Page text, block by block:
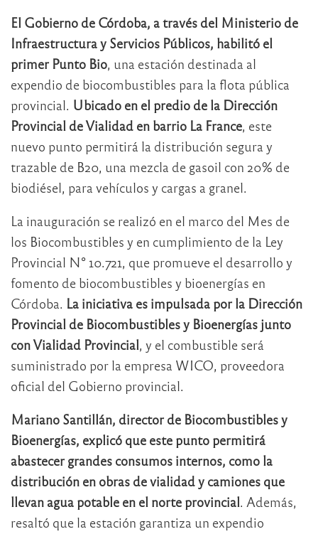
El Gobierno de Córdoba, a través del Ministerio de
Infraestructura y Servicios Públicos, habilitó el
primer Punto Bio, una estación destinada al
expendio de biocombustibles para la flota pública
provincial. Ubicado en el predio de la Dirección
Provincial de Vialidad en barrio La France, este
nuevo punto permitirá la distribución segura y
trazable de B20, una mezcla de gasoil con 20% de
biodiésel, para vehículos y cargas a granel.
La inauguración se realizó en el marco del Mes de
los Biocombustibles y en cumplimiento de la Ley
Provincial N° 10.721, que promueve el desarrollo y
fomento de biocombustibles y bioenergías en
Córdoba. La iniciativa es impulsada por la Dirección
Provincial de Biocombustibles y Bioenergías junto
con Vialidad Provincial, y el combustible será
suministrado por la empresa WICO, proveedora
oficial del Gobierno provincial.
Mariano Santillán, director de Biocombustibles y
Bioenergías, explicó que este punto permitirá
abastecer grandes consumos internos, como la
distribución en obras de vialidad y camiones que
llevan agua potable en el norte provincial. Además,
resaltó que la estación garantiza un expendio